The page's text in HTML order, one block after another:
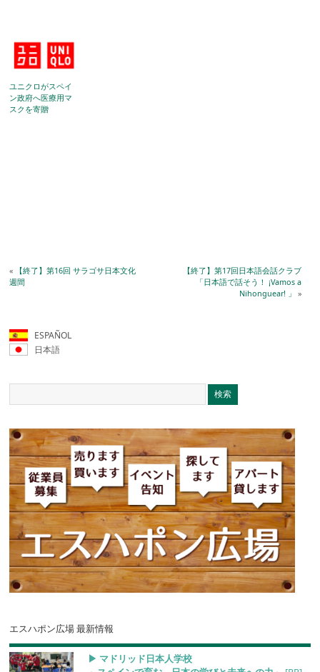
ユニクロがスペイ
ン政府へ医療用マ
スクを寄贈
« 【終了】第16回 サラゴサ日本文化
週間
【終了】第17回日本語会話クラブ
「日本語で話そう！ ¡Vamos a
Nihonguear! 」 »
ESPAÑOL
日本語
エスハポン広場 最新情報
▶︎ マドリッド日本人学校